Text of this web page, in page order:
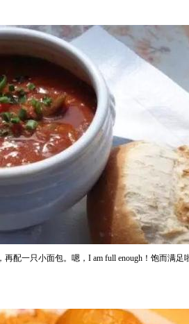
配一只小面包。嗯，I am full enough！饱而满